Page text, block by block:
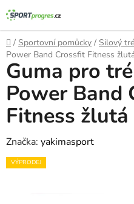
Přejít
na
obsah
Domů
/ Sportovní pomůcky / Silový
Power Band Crossfit Fitness
Guma pro
Power Band
Fitness žlutá
Značka: yakimasport
VÝPRODEJ